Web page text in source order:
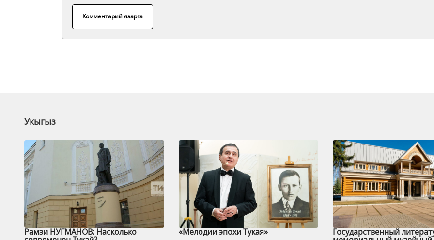
Комментарий язарга
Укыгыз
Рамзи НУГМАНОВ: Насколько «Мелодии эпохи Тукая» Государственный